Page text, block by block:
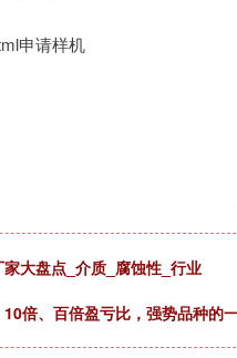
申请样机
大盘点_介质_腐蚀性_行业
倍、百倍盈亏比，强势品种的